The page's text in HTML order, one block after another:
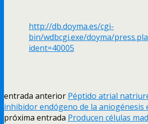
http://db.doyma.es/cgi-
bin/wdbcgi.exe/doyma/
ident=40005
entrada anterior Péptido atrial
inhibidor endógeno de la aniogénesis
próxima entrada Producen células